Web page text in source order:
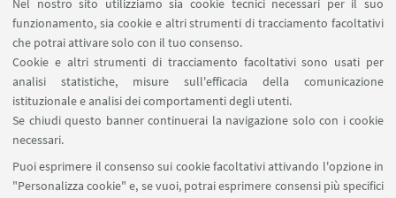
Nel nostro sito utilizziamo sia cookie tecnici necessari per il suo
funzionamento, sia cookie e altri strumenti di tracciamento facoltativi
che potrai attivare solo con il tuo consenso.
Cookie e altri strumenti di tracciamento facoltativi sono usati per
analisi statistiche, misure sull'efficacia della comunicazione
istituzionale e analisi dei comportamenti degli utenti.
Se chiudi questo banner continuerai la navigazione solo con i cookie
necessari.
Puoi esprimere il consenso sui cookie facoltativi attivando l'opzione in
"Personalizza cookie" e, se vuoi, potrai esprimere consensi più specifici
Area riservata
Contatti
SEGUI IL DIPARTIMENTO SU:
SEGUI UNIBO SU: